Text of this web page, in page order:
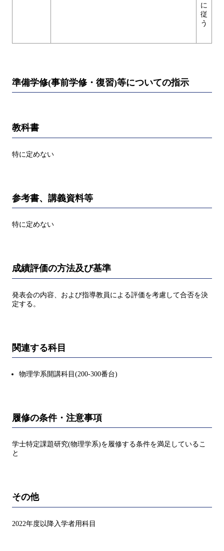
に
従
う
準備学修(事前学修・復習)等についての指示
教科書
特に定めない
参考書、講義資料等
特に定めない
成績評価の方法及び基準
発表会の内容、および指導教員による評価を考慮して合否を決
定する。
関連する科目
物理学系開講科目(200-300番台)
履修の条件・注意事項
学士特定課題研究(物理学系)を履修する条件を満足しているこ
と
その他
2022年度以降入学者用科目